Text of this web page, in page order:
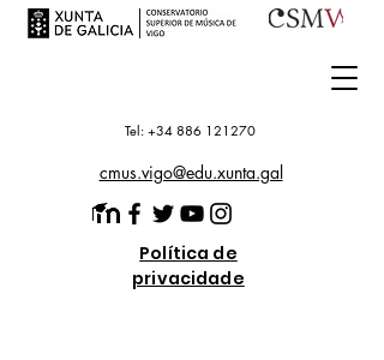
Tel: +34 886 121270
cmus.vigo@edu.xunta.gal
Política de
privacidade